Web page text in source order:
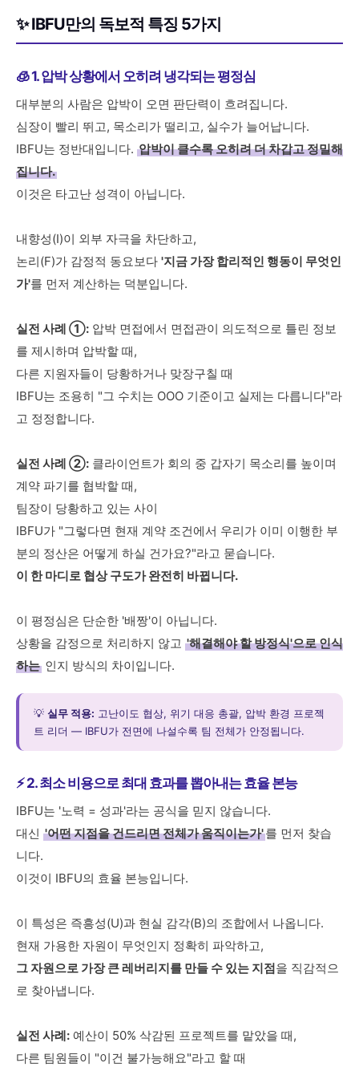
✨ IBFU만의 독보적 특징 5가지
🧊 1. 압박 상황에서 오히려 냉각되는 평정심
대부분의 사람은 압박이 오면 판단력이 흐려집니다.
심장이 빨리 뛰고, 목소리가 떨리고, 실수가 늘어납니다.
IBFU는 정반대입니다. 압박이 클수록 오히려 더 차갑고 정밀해
집니다.
이것은 타고난 성격이 아닙니다.
내향성(I)이 외부 자극을 차단하고,
논리(F)가 감정적 동요보다 '지금 가장 합리적인 행동이 무엇인
가'를 먼저 계산하는 덕분입니다.
실전 사례 ①: 압박 면접에서 면접관이 의도적으로 틀린 정보
를 제시하며 압박할 때,
다른 지원자들이 당황하거나 맞장구칠 때
IBFU는 조용히 "그 수치는 OOO 기준이고 실제는 다릅니다"라
고 정정합니다.
실전 사례 ②: 클라이언트가 회의 중 갑자기 목소리를 높이며
계약 파기를 협박할 때,
팀장이 당황하고 있는 사이
IBFU가 "그렇다면 현재 계약 조건에서 우리가 이미 이행한 부
분의 정산은 어떻게 하실 건가요?"라고 묻습니다.
이 한 마디로 협상 구도가 완전히 바뀝니다.
이 평정심은 단순한 '배짱'이 아닙니다.
상황을 감정으로 처리하지 않고 '해결해야 할 방정식'으로 인식
하는 인지 방식의 차이입니다.
💡 실무 적용: 고난이도 협상, 위기 대응 총괄, 압박 환경 프로젝
트 리더 — IBFU가 전면에 나설수록 팀 전체가 안정됩니다.
⚡ 2. 최소 비용으로 최대 효과를 뽑아내는 효율 본능
IBFU는 '노력 = 성과'라는 공식을 믿지 않습니다.
대신 '어떤 지점을 건드리면 전체가 움직이는가'를 먼저 찾습
니다.
이것이 IBFU의 효율 본능입니다.
이 특성은 즉흥성(U)과 현실 감각(B)의 조합에서 나옵니다.
현재 가용한 자원이 무엇인지 정확히 파악하고,
그 자원으로 가장 큰 레버리지를 만들 수 있는 지점을 직감적으
로 찾아냅니다.
실전 사례: 예산이 50% 삭감된 프로젝트를 맡았을 때,
다른 팀원들이 "이건 불가능해요"라고 할 때